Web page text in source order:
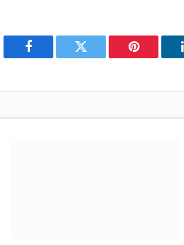
Facebook Twitter Pinterest